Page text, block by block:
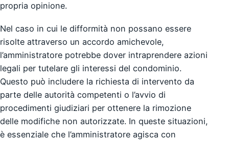
propria opinione.
Nel caso in cui le difformità non possano essere
risolte attraverso un accordo amichevole,
l’amministratore potrebbe dover intraprendere azioni
legali per tutelare gli interessi del condominio.
Questo può includere la richiesta di intervento da
parte delle autorità competenti o l’avvio di
procedimenti giudiziari per ottenere la rimozione
delle modifiche non autorizzate. In queste situazioni,
è essenziale che l’amministratore agisca con